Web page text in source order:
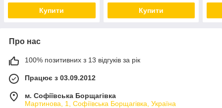
Купити Купити
Про нас
100% позитивних з 13 відгуків за рік
Працює з 03.09.2012
м. Софіївська Борщагівка
Мартинова, 1, Софіївська Борщагівка, Україна